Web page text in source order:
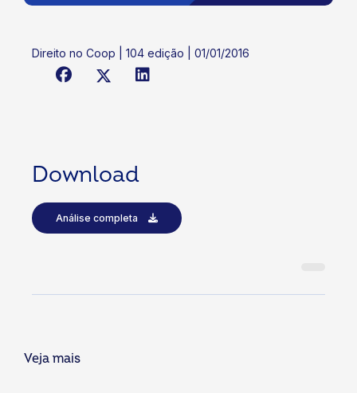
Direito no Coop | 104 edição | 01/01/2016
Download
Análise completa
Veja mais